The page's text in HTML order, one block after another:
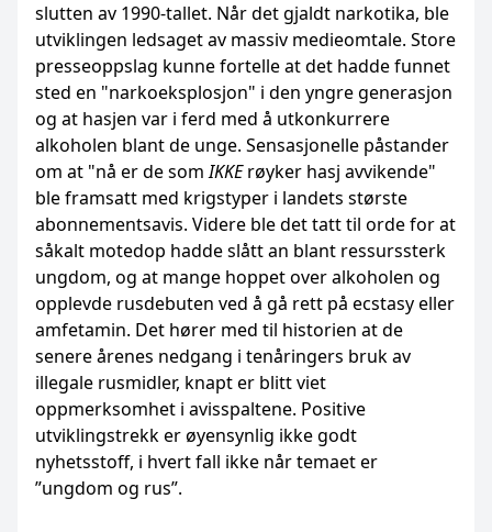
slutten av 1990-tallet. Når det gjaldt narkotika, ble
utviklingen ledsaget av massiv medieomtale. Store
presseoppslag kunne fortelle at det hadde funnet
sted en "narkoeksplosjon" i den yngre generasjon
og at hasjen var i ferd med å utkonkurrere
alkoholen blant de unge. Sensasjonelle påstander
om at "nå er de somIKKErøyker hasj avvikende"
ble framsatt med krigstyper i landets største
abonnementsavis. Videre ble det tatt til orde for at
såkalt motedop hadde slått an blant ressurssterk
ungdom, og at mange hoppet over alkoholen og
opplevde rusdebuten ved å gå rett på ecstasy eller
amfetamin. Det hører med til historien at de
senere årenes nedgang i tenåringers bruk av
illegale rusmidler, knapt er blitt viet
oppmerksomhet i avisspaltene. Positive
utviklingstrekk er øyensynlig ikke godt
nyhetsstoff, i hvert fall ikke når temaet er
”ungdom og rus”.